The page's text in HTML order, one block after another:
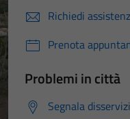
Richiedi
Prenota
Problemi in città
Segnala